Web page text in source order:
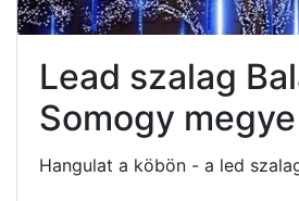
Lead szalag
Somogy megye
Hangulat a köbön - a led